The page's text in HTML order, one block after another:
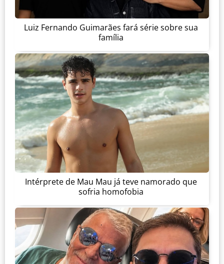
Luiz Fernando Guimarães fará série sobre sua
família
Intérprete de Mau Mau já teve namorado que
sofria homofobia